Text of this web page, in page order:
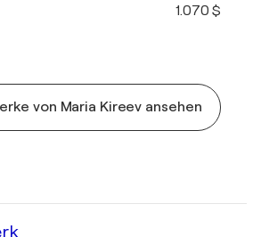
1.070 $
von Maria Kireev ansehen